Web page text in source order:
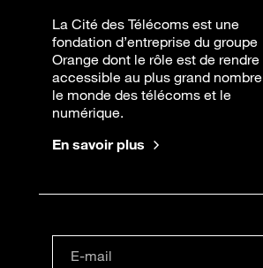
La Cité des Télécoms est une
fondation d’entreprise du groupe
Orange dont le rôle est de rendre
accessible au plus grand nombre
le monde des télécoms et le
numérique.
En savoir plus